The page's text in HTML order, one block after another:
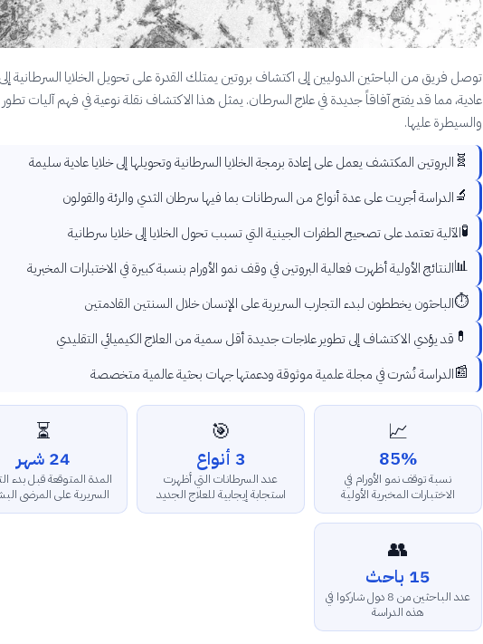
توصل فريق من الباحثين الدوليين إلى اكتشاف بروتين يمتلك القدرة على تحويل الخلايا السرطانية إلى
عادية، مما قد يفتح آفاقاً جديدة في علاج السرطان. يمثل هذا الاكتشاف نقلة نوعية في فهم آليات تطور
والسيطرة عليها.
🧬 البروتين المكتشف يعمل على إعادة برمجة الخلايا السرطانية وتحويلها إلى خلايا عادية سليمة
🔬الدراسة أجريت على عدة أنواع من السرطانات بما فيها سرطان الثدي والرئة والقولون
🧪الآلية تعتمد على تصحيح الطفرات الجينية التي تسبب تحول الخلايا إلى خلايا سرطانية
📊النتائج الأولية أظهرت فعالية البروتين في وقف نمو الأورام بنسبة كبيرة في الاختبارات المخبرية
⏱️الباحثون يخططون لبدء التجارب السريرية على الإنسان خلال السنتين القادمتين
💊 قد يؤدي الاكتشاف إلى تطوير علاجات جديدة أقل سمية من العلاج الكيميائي التقليدي
📰الدراسة نُشرت في مجلة علمية موثوقة ودعمتها جهات بحثية عالمية متخصصة
📈
85%
نسبة توقف نمو الأورام في
الاختبارات المخبرية الأولية
🎯
3 أنواع
عدد السرطانات التي أظهرت
استجابة إيجابية للعلاج الجديد
⏳
24 شهر
المدة المتوقعة قبل بدء
السريرية على المرضى
👥
15 باحث
عدد الباحثين من 8 دول شاركوا في
هذه الدراسة